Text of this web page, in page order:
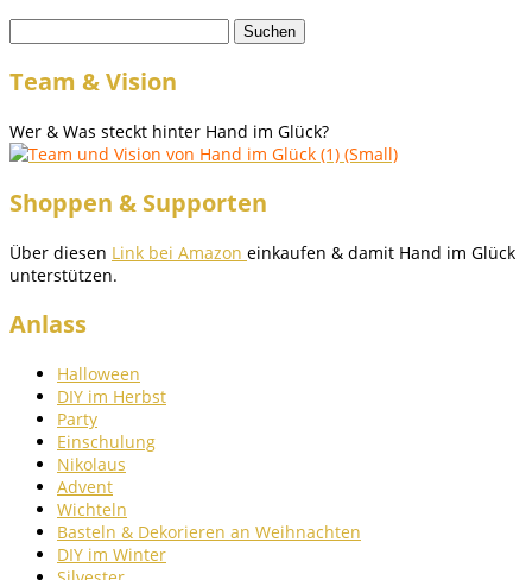
nach:
Team & Vision
Wer & Was steckt hinter Hand im Glück?
Shoppen & Supporten
Über diesen Link bei Amazon einkaufen & damit Hand im Glück
unterstützen.
Anlass
Halloween
DIY im Herbst
Party
Einschulung
Nikolaus
Advent
Wichteln
Basteln & Dekorieren an Weihnachten
DIY im Winter